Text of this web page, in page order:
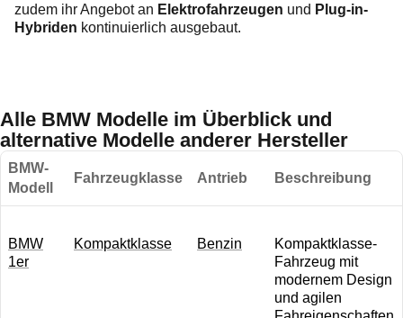
zudem ihr Angebot an Elektrofahrzeugen und Plug-in-
Hybriden kontinuierlich ausgebaut.
Alle BMW Modelle im Überblick und
alternative Modelle anderer Hersteller
BMW-
Modell
Fahrzeugklasse Antrieb Beschreibung
BMW
1er
K ompaktklasse B enzin
Kompaktklasse-
Fahrzeug mit
modernem Design
und agilen